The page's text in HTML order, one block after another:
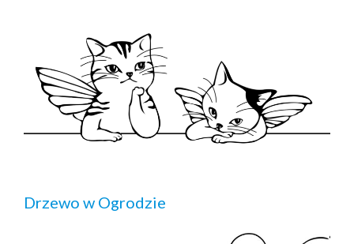
Drzewo w Ogrodzie